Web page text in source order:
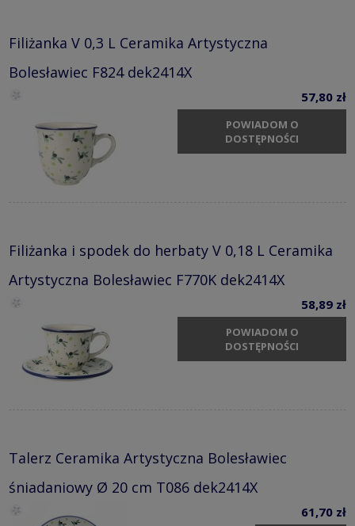
Filiżanka V 0,3 L Ceramika Artystyczna
Bolesławiec F824 dek2414X
57,80 zł
POWIADOM O
DOSTĘPNOŚCI
Filiżanka i spodek do herbaty V 0,18 L Ceramika
Artystyczna Bolesławiec F770K dek2414X
58,89 zł
POWIADOM O
DOSTĘPNOŚCI
Talerz Ceramika Artystyczna Bolesławiec
śniadaniowy Ø 20 cm T086 dek2414X
61,70 zł